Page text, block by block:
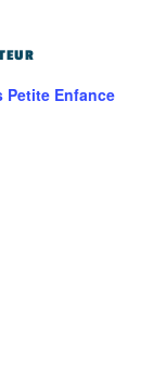
Petite Enfance